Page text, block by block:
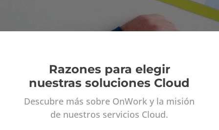
Razones para elegir
nuestras soluciones Cloud
Descubre más sobre OnWork y la misión
de nuestros servicios Cloud.